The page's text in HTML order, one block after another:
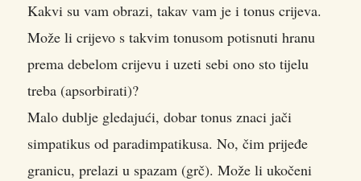
Kakvi su vam obrazi, takav vam je i tonus crijeva.
Može li crijevo s takvim tonusom potisnuti hranu
prema debelom crijevu i uzeti sebi ono sto tijelu
treba (apsorbirati)?
Malo dublje gledajući, dobar tonus znaci jači
simpatikus od paradimpatikusa. No, čim prijeđe
granicu, prelazi u spazam (grč). Može li ukočeni